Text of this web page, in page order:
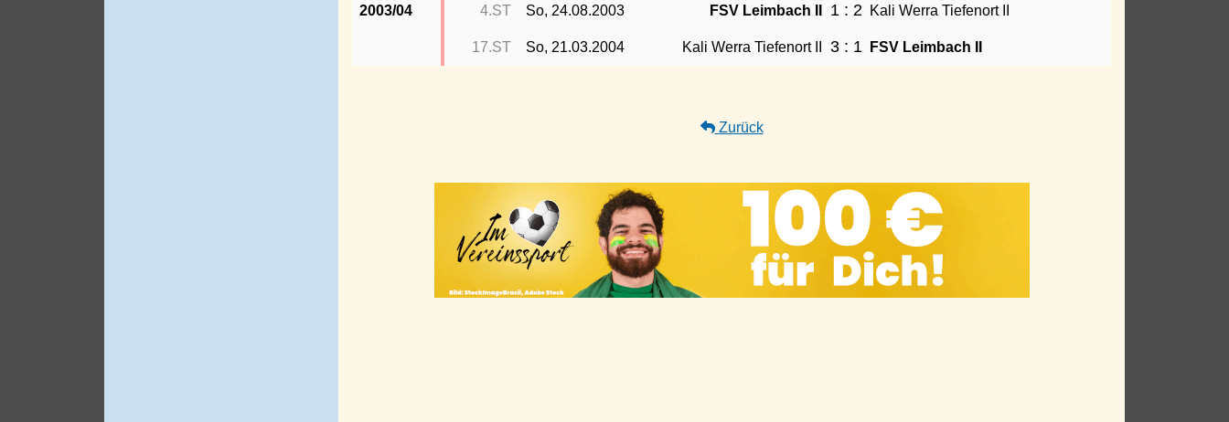
2003/04 4.ST So, 24.08.2003 FSV Leimbach II 1 : 2 Kali Werra Tiefenort II
17.ST So, 21.03.2004 Kali Werra Tiefenort II 3 : 1 FSV Leimbach II
Zurück